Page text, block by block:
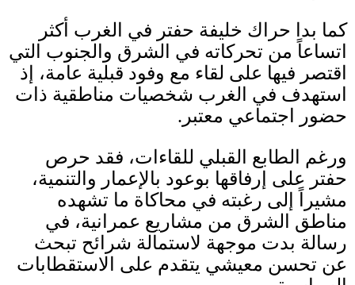
كما بدا حراك خليفة حفتر في الغرب أكثر
اتساعاً من تحركاته في الشرق والجنوب التي
اقتصر فيها على لقاء مع وفود قبلية عامة، إذ
استهدف في الغرب شخصيات مناطقية ذات
حضور اجتماعي معتبر .
ورغم الطابع القبلي للقاءات، فقد حرص
حفتر على إرفاقها بوعود بالإعمار والتنمية،
مشيراً إلى رغبته في محاكاة ما تشهده
مناطق الشرق من مشاريع عمرانية، في
رسالة بدت موجهة لاستمالة شرائح تبحث
عن تحسن معيشي يتقدم على الاستقطابات